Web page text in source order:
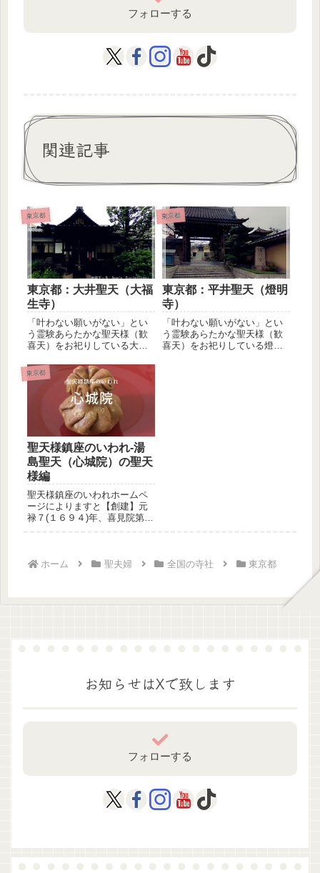
フォローする
関連記事
東京都
東京都：大井聖天（大福
生寺）
「叶わない願いがない」とい
う霊験あらたかな聖天様（歓
喜天）をお祀りしている大福
介します...
東京都
東京都：平井聖天（燈明
寺）
「叶わない願いがない」とい
う霊験あらたかな聖天様（歓
喜天）をお祀りしている燈明
東京都
聖天様鎮座のいわれ-湯
島聖天（心城院）の聖天
様編
聖天様鎮座のいわれホームペ
ージによりますと【創建】元
禄７(１６９４)年、喜見院第三
ホーム 聖夫婦 全国の寺社 東京都
お知らせはXで致します
フォローする